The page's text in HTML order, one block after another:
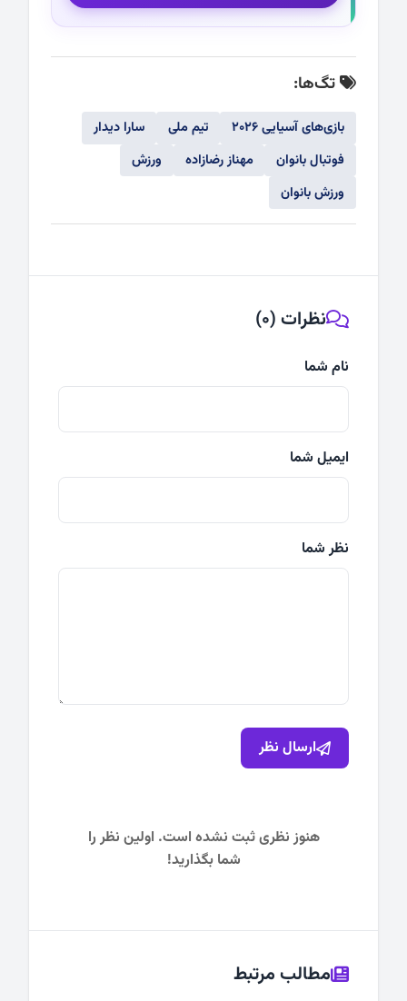
تگ‌ها:
بازی‌های آسیایی ۲۰۲۶ تیم ملی
سارا دیدار
فوتبال بانوان
مهناز رضازاده
ورزش
ورزش بانوان
نظرات (0)
نام شما
ایمیل شما
نظر شما
ارسال نظر
هنوز نظری ثبت نشده است. اولین نظر را
شما بگذارید!
مطالب مرتبط